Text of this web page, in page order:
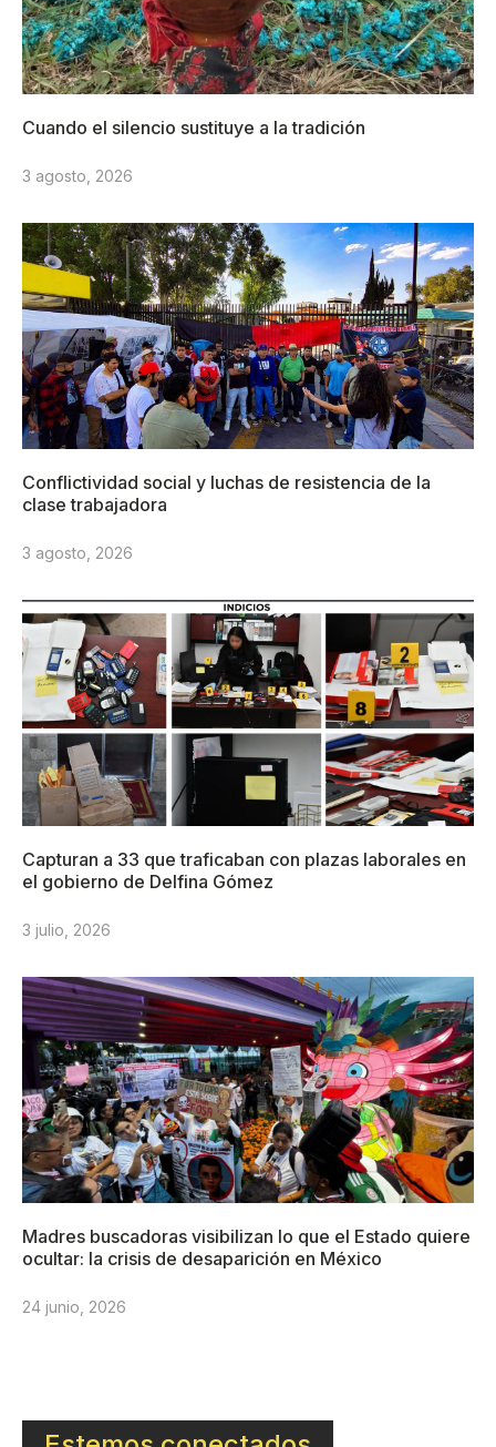
Cuando el silencio sustituye a la tradición
3 agosto, 2026
Conflictividad social y luchas de resistencia de la
clase trabajadora
3 agosto, 2026
Capturan a 33 que traficaban con plazas laborales en
el gobierno de Delfina Gómez
3 julio, 2026
Madres buscadoras visibilizan lo que el Estado quiere
ocultar: la crisis de desaparición en México
24 junio, 2026